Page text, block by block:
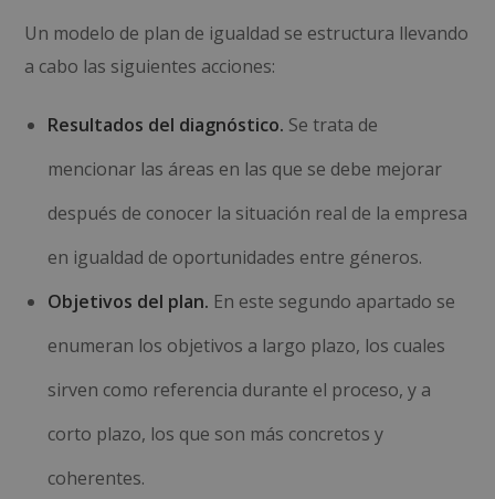
Un modelo de plan de igualdad se estructura llevando
a cabo las siguientes acciones:
Resultados del diagnóstico. Se trata de
mencionar las áreas en las que se debe mejorar
después de conocer la situación real de la empresa
en igualdad de oportunidades entre géneros.
Objetivos del plan. En este segundo apartado se
enumeran los objetivos a largo plazo, los cuales
sirven como referencia durante el proceso, y a
corto plazo, los que son más concretos y
coherentes.